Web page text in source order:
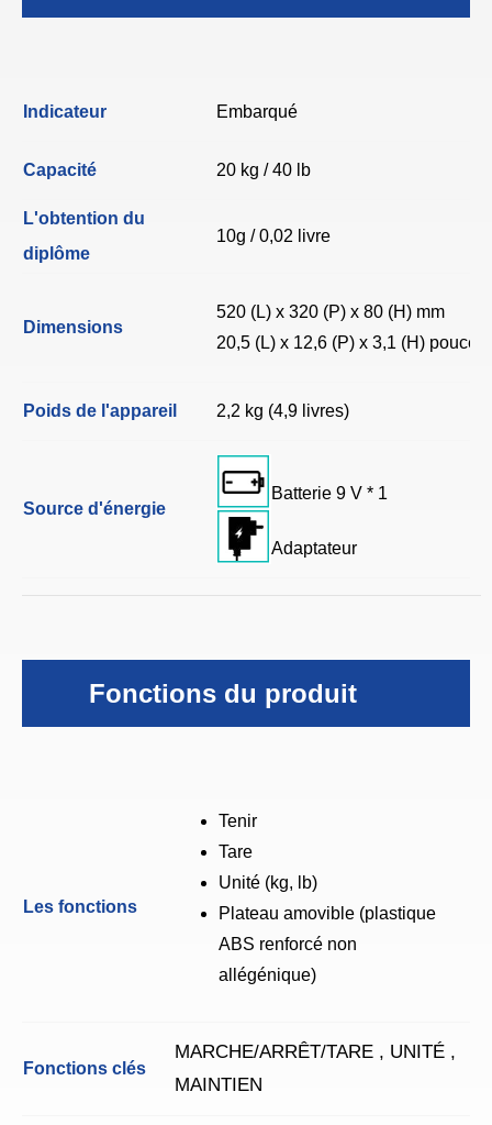
Indicateur Embarqué
Capacité 20 kg / 40 lb
L'obtention du
diplôme
10g / 0,02 livre
Dimensions
520 (L) x 320 (P) x 80 (H) mm
20,5 (L) x 12,6 (P) x 3,1 (H) pouces
Poids de l'appareil 2,2 kg (4,9 livres)
Source d'énergie
Batterie 9 V * 1
Adaptateur
Fonctions du produit
Les fonctions
Tenir
Tare
Unité (kg, lb)
Plateau amovible (plastique
ABS renforcé non
allégénique)
Fonctions clés
MARCHE/ARRÊT/TARE , UNITÉ ,
MAINTIEN